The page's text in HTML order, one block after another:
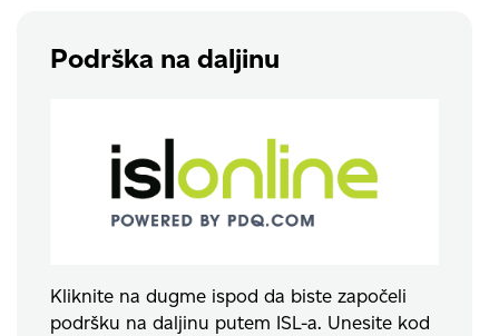
Podrška na daljinu
Kliknite na dugme ispod da biste započeli
podršku na daljinu putem ISL-a. Unesite kod